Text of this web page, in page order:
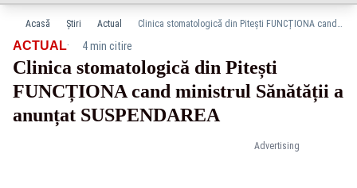
Acasă Știri Actual Clinica stomatologică din Pitești FUNCȚIONA cand ministrul Sănătății a anunțat SUSPENDAREA
Advertising
ACTUAL· 4 min citire
Clinica stomatologică din Pitești
FUNCȚIONA cand ministrul Sănătății a
anunțat SUSPENDAREA